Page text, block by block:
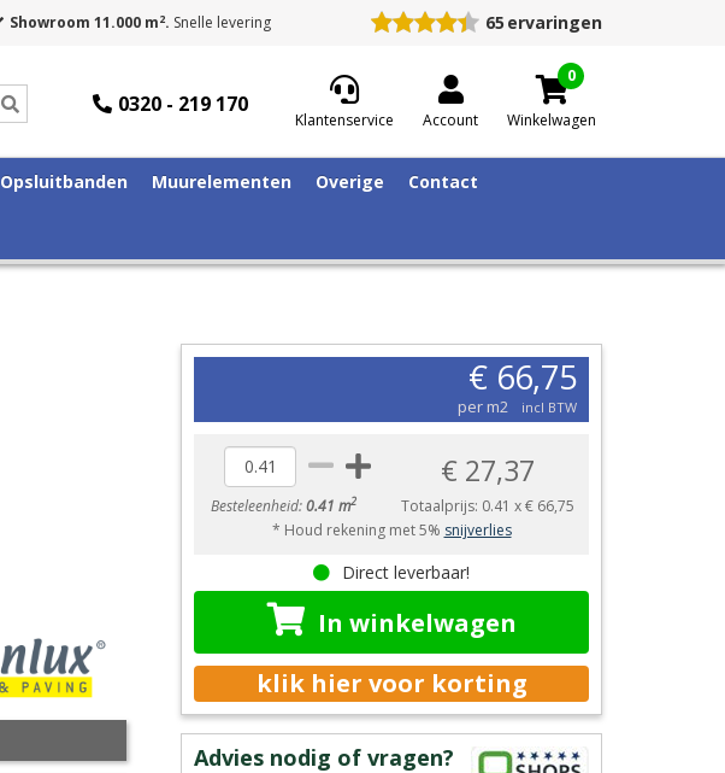
Showroom 11.000 m2. Snelle levering 65 ervaringen
0320 - 219 170
Klantenservice Account
0
Winkelwagen
Opsluitbanden Muurelementen Overige Contact
€ 66,75
per m2 incl BTW
Besteleenheid:0.41 m2
€ 27,37
Totaalprijs: 0.41 x€ 66,75
* Houd rekening met 5% snijverlies
Direct leverbaar!
In winkelwagen
klik hier voor korting
Advies nodig of vragen?